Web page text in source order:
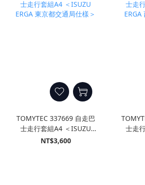
TOMYTEC 337669 自走巴
士走行套組A4 ＜ISUZU
ERGA 東京都交通局仕樣＞
NT$3,600
士走